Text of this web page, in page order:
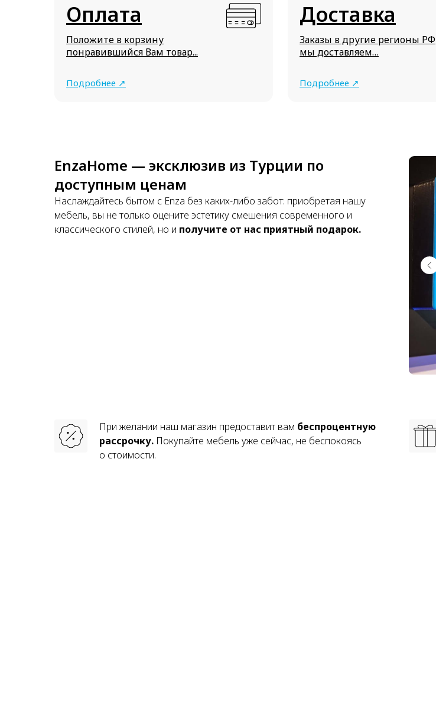
Оплата
Подробнее ↗
Положите в корзину
понравившийся Вам товар...
Доставка
Подробнее ↗
Заказы в другие регионы РФ
мы доставляем…
EnzaHome — эксклюзив из Турции по
доступным ценам
Наслаждайтесь бытом с Enza без каких-либо забот: приобретая нашу
мебель, вы не только оцените эстетику смешения современного и
классического стилей, но и получите от нас приятный подарок.
При желании наш магазин предоставит вам беспроцентную
рассрочку. Покупайте мебель уже сейчас, не беспокоясь
о стоимости.